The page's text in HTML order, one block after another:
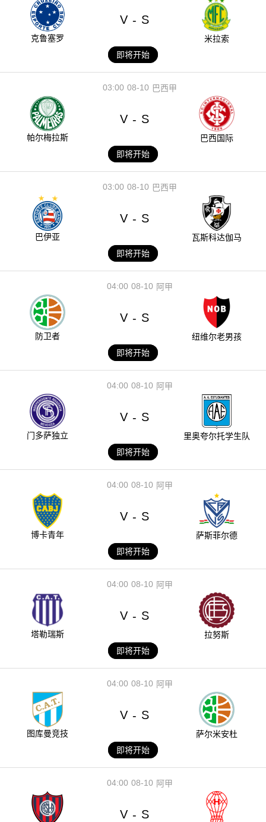
克鲁塞罗
V - S
米拉索
即将开始
08-10
03:00 巴西甲
帕尔梅拉斯
V - S
巴西国际
即将开始
08-10
03:00 巴西甲
巴伊亚
V - S
瓦斯科达伽马
即将开始
08-10
04:00 阿甲
防卫者
V - S
纽维尔老男孩
即将开始
08-10
04:00 阿甲
门多萨独立
V - S
里奥夸尔托学生队
即将开始
08-10
04:00 阿甲
博卡青年
V - S
萨斯菲尔德
即将开始
08-10
04:00 阿甲
塔勒瑞斯
V - S
拉努斯
即将开始
08-10
04:00 阿甲
图库曼竞技
V - S
萨尔米安杜
即将开始
08-10
04:00 阿甲
V - S